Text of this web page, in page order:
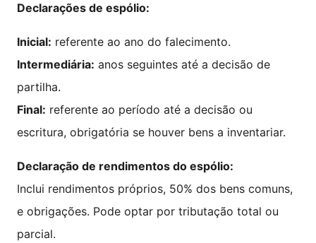
Declarações de espólio:
Inicial: referente ao ano do falecimento.
Intermediária: anos seguintes até a decisão de
partilha.
Final: referente ao período até a decisão ou
escritura, obrigatória se houver bens a inventariar.
Declaração de rendimentos do espólio:
Inclui rendimentos próprios, 50% dos bens comuns,
e obrigações. Pode optar por tributação total ou
parcial.